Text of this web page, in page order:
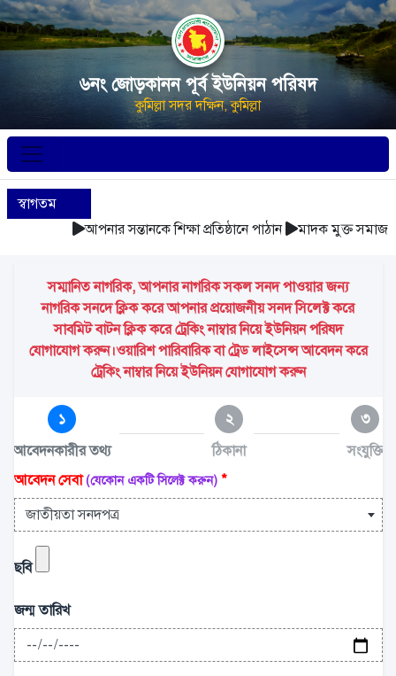
৬নং জোড়কানন পূর্ব ইউনিয়ন পরিষদ
কুমিল্লা সদর দক্ষিন, কুমিল্লা
স্বাগতম
আপনার সন্তানকে শিক্ষা প্রতিষ্ঠানে পাঠান
মাদক মুক্ত সমাজ
সম্মানিত নাগরিক, আপনার নাগরিক সকল সনদ পাওয়ার জন্য
নাগরিক সনদে ক্লিক করে আপনার প্রয়োজনীয় সনদ সিলেক্ট করে
সাবমিট বাটন ক্লিক করে ট্রেকিং নাম্বার নিয়ে ইউনিয়ন পরিষদ
যোগাযোগ করুন।ওয়ারিশ পারিবারিক বা ট্রেড লাইসেন্স আবেদন করে
ট্রেকিং নাম্বার নিয়ে ইউনিয়ন যোগাযোগ করুন
১
আবেদনকারীর তথ্য
২
ঠিকানা
৩
সংযুক্তি
আবেদন সেবা(যেকোন একটি সিলেক্ট করুন) *
জাতীয়তা সনদপত্র
ছবি
জন্ম তারিখ